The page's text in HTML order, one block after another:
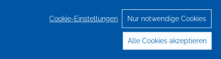
Cookie-Einstellungen Nur notwendige Cookies
Alle Cookies akzeptieren